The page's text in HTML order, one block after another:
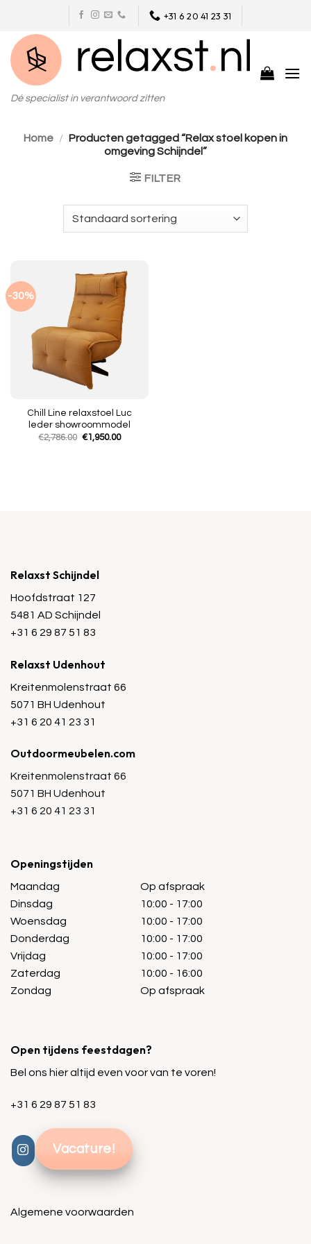
content
+31 6 20 41 23 31
Dé specialist in verantwoord zitten
Home /
Producten getagged “Relax stoel kopen in
omgeving Schijndel”
FILTER
-30%
Chill Line relaxstoel Luc
leder showroommodel
€2,786.00 Oorspronkelijke
€1,950.00Huidige
Relaxst Schijndel
Hoofdstraat 127
5481 AD Schijndel
+31 6 29 87 51 83
Relaxst Udenhout
Kreitenmolenstraat 66
5071 BH Udenhout
+31 6 20 41 23 31
Outdoormeubelen.com
Kreitenmolenstraat 66
5071 BH Udenhout
+31 6 20 41 23 31
Openingstijden
Maandag
Dinsdag
Woensdag
Donderdag
Vrijdag
Zaterdag
Zondag
Op afspraak
10:00 - 17:00
10:00 - 17:00
10:00 - 17:00
10:00 - 17:00
10:00 - 16:00
Op afspraak
Open tijdens feestdagen?
Bel ons hier altijd even voor van te voren!
+31 6 29 87 51 83
Vacature!
Algemene voorwaarden